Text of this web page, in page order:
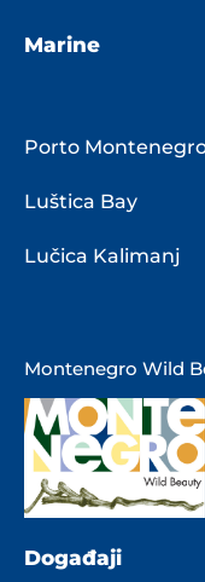
Marine
Porto
Luštica Bay
Lučica Kalimanj
Montenegro Wild
Događaji